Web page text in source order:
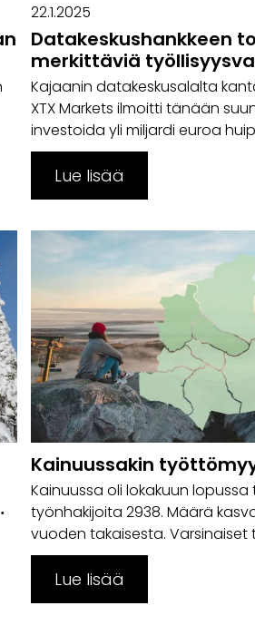
22.1.2025
Datakeskushankkeen
merkittäviä
Kainuuseen
Kajaanin datakeskusalalta
XTX Markets ilmoitti tänään
investoida yli miljardi euroa
Lue lisää
Kainuussakin
Kainuussa oli lokakuun
työnhakijoita 2938. Määrä
vuoden takaisesta.
Lue lisää